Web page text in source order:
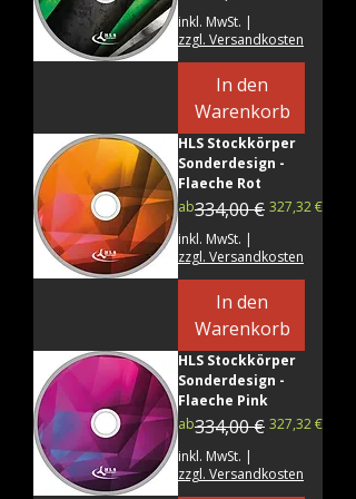
inkl. MwSt.
zzgl. Versandkosten
In den
Warenkorb
HLS Stockkörper
Sonderdesign -
Flaeche Rot
ab
Standardpreis
334,00 € 327,32 €
Sale-Preis
inkl. MwSt.
zzgl. Versandkosten
In den
Warenkorb
HLS Stockkörper
Sonderdesign -
Flaeche Pink
ab
Standardpreis
334,00 € 327,32 €
Sale-Preis
inkl. MwSt.
zzgl. Versandkosten